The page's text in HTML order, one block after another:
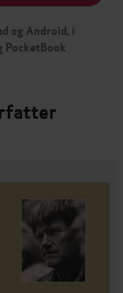
og Android, i
PocketBook